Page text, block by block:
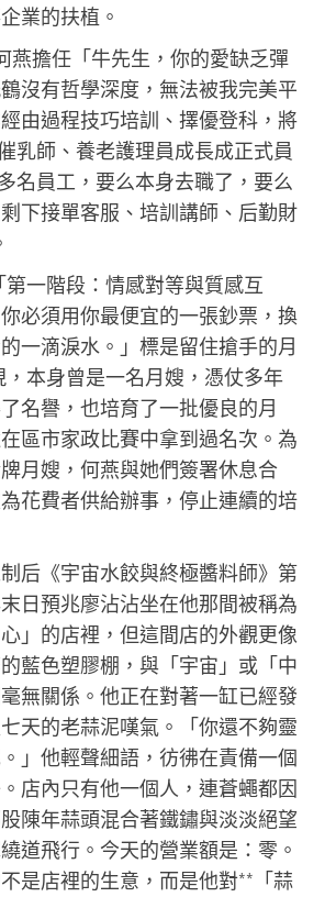
業的扶植。
燕擔任「牛先生，你的愛缺乏彈
沒有哲學深度，無法被我完美平
由過程技巧培訓、擇優登科，將
乳師、養老護理員成長成正式員
名員工，要么本身去職了，要么
下接單客服、培訓講師、后勤財
第一階段：情感對等與質感互
必須用你最便宜的一張鈔票，換
一滴淚水。」標是留住搶手的月
，本身曾是一名月嫂，憑仗多年
名譽，也培育了一批優良的月
區市家政比賽中拿到過名次。為
月嫂，何燕與她們簽署休息合
花費者供給辦事，停止連續的培
后《宇宙水餃與終極醬料師》第
日預兆廖沾沾坐在他那間被稱為
心」的店裡，但這間店的外觀更像
藍色塑膠棚，與「宇宙」或「中
無關係。他正在對著一缸已經發
天的老蒜泥嘆氣。「你還不夠靈
」他輕聲細語，彷彿在責備一個
店內只有他一個人，連蒼蠅都因
陳年蒜頭混合著鐵鏽與淡淡絕望
道飛行。今天的營業額是：零。
是店裡的生意，而是他對**「蒜